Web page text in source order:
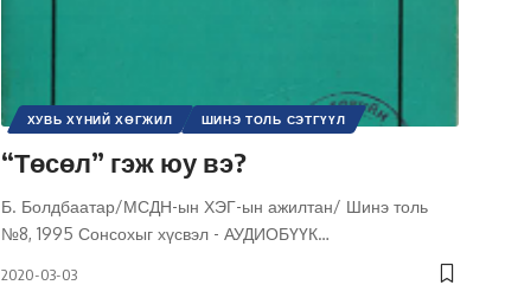
ХУВЬ ХҮНИЙ ХӨГЖИЛ ШИНЭ ТОЛЬ СЭТГҮҮЛ
“Төсөл” гэж юу вэ?
Б. Болдбаатар/МСДН-ын ХЭГ-ын ажилтан/ Шинэ толь
№8, 1995 Сонсохыг хүсвэл - АУДИОБҮҮК…
2020-03-03